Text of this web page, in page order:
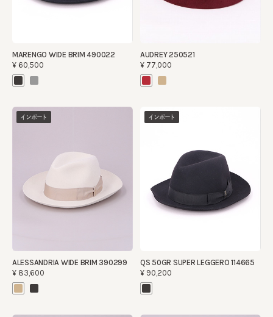
MARENGO WIDE BRIM 490022
¥60,500
AUDREY 250521
¥77,000
インポート
ALESSANDRIA WIDE BRIM 390299
¥83,600
インポート
QS 50GR SUPER LEGGERO 114665
¥90,200